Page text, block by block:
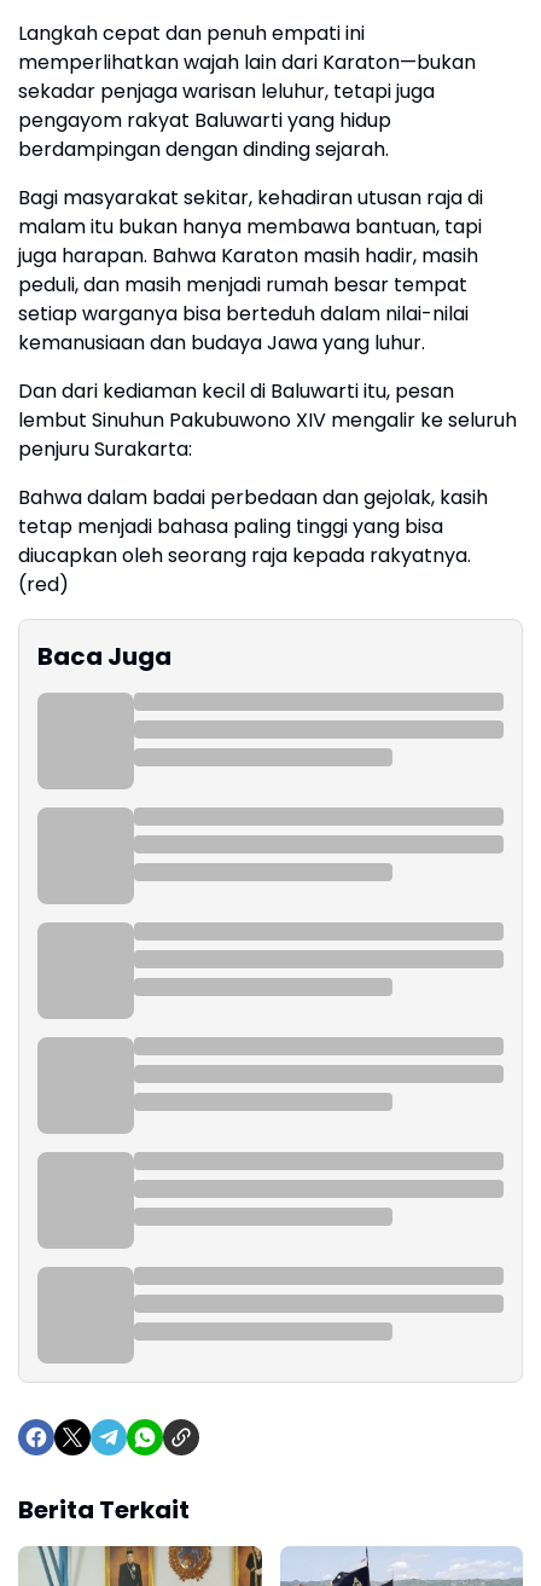
Langkah cepat dan penuh empati ini
memperlihatkan wajah lain dari Karaton—bukan
sekadar penjaga warisan leluhur, tetapi juga
pengayom rakyat Baluwarti yang hidup
berdampingan dengan dinding sejarah.
Bagi masyarakat sekitar, kehadiran utusan raja di
malam itu bukan hanya membawa bantuan, tapi
juga harapan. Bahwa Karaton masih hadir, masih
peduli, dan masih menjadi rumah besar tempat
setiap warganya bisa berteduh dalam nilai-nilai
kemanusiaan dan budaya Jawa yang luhur.
Dan dari kediaman kecil di Baluwarti itu, pesan
lembut Sinuhun Pakubuwono XIV mengalir ke seluruh
penjuru Surakarta:
Bahwa dalam badai perbedaan dan gejolak, kasih
tetap menjadi bahasa paling tinggi yang bisa
diucapkan oleh seorang raja kepada rakyatnya.
(red)
Baca Juga
Berita Terkait